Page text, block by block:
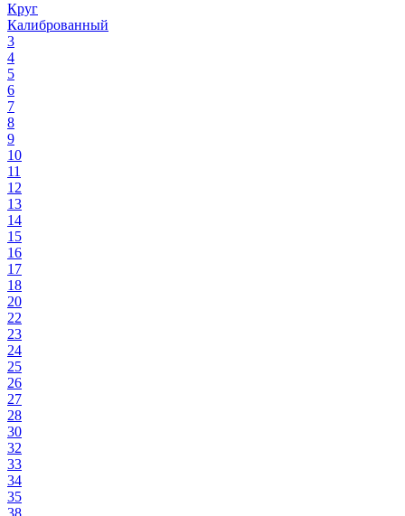
Круг
Калиброванный
3
4
5
6
7
8
9
10
11
12
13
14
15
16
17
18
20
22
23
24
25
26
27
28
30
32
33
34
35
38